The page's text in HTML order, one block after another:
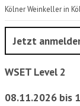
Kölner Weinkeller in
Jetzt
WSET Level 2
08.11.2026 bis